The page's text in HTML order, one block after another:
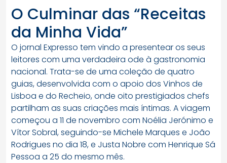
O Culminar das “Receitas
da Minha Vida”
O jornal Expresso tem vindo a presentear os seus
leitores com uma verdadeira ode à gastronomia
nacional. Trata-se de uma coleção de quatro
guias, desenvolvida com o apoio dos Vinhos de
Lisboa e do Recheio, onde oito prestigiados chefs
partilham as suas criações mais íntimas. A viagem
começou a 11 de novembro com Noélia Jerónimo e
Vítor Sobral, seguindo-se Michele Marques e João
Rodrigues no dia 18, e Justa Nobre com Henrique Sá
Pessoa a 25 do mesmo mês.